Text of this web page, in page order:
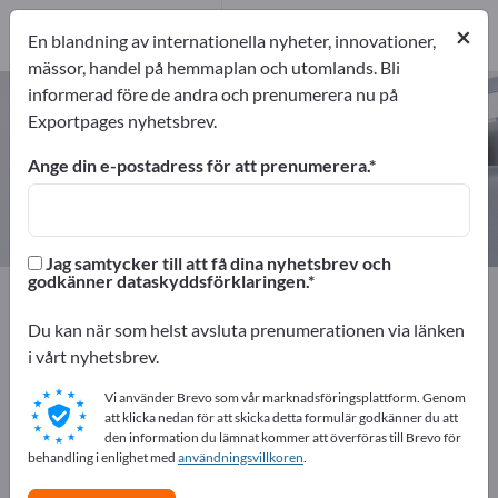
Skydds- och säkerhetsnät – hitta
tillverkare och leverantörer
Tillverkare
Exportpages
Säkerhet och skydd
Säkerhetsanordningar
Skydds- och säkerhetsnät
Annonsera gratis på Exportpages!
Behov – Erbjudanden – Begagnade varor –
Affärskontakter >> börja här
×
En blandning av internationella nyheter, innovationer,
mässor, handel på hemmaplan och utomlands. Bli
informerad före de andra och prenumerera nu på
Exportpages nyhetsbrev.
Ange din e-postadress för att prenumerera.
Jag samtycker till att få dina nyhetsbrev och
godkänner dataskyddsförklaringen.
Du kan när som helst avsluta prenumerationen via länken
i vårt nyhetsbrev.
Vi använder Brevo som vår marknadsföringsplattform. Genom
att klicka nedan för att skicka detta formulär godkänner du att
den information du lämnat kommer att överföras till Brevo för
behandling i enlighet med användningsvillkoren.